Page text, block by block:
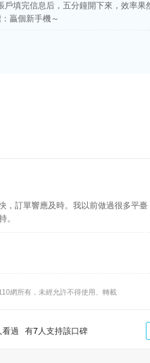
填完信息后，五分鐘開下來，效率果
贏個新手機～
，訂單響應及時。我以前做過很多平臺
。
網所有，未經允許不得使用、轉載
看過 有7人支持該口碑